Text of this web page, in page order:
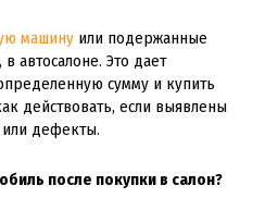
машину или подержанные
автосалоне. Это дает
сумму и купить
действовать, если выявлены
дефекты.
после покупки в салон?